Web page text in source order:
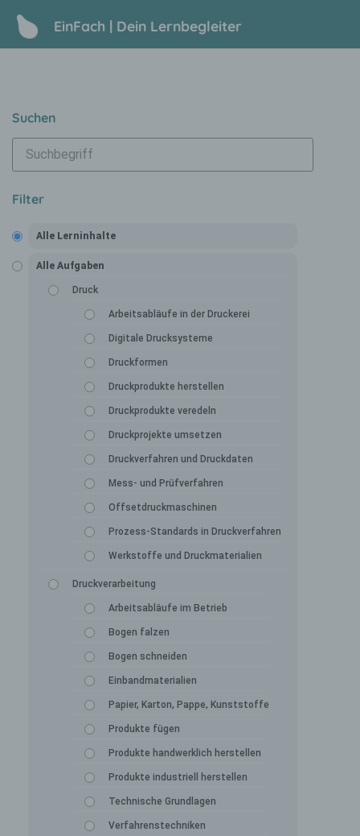
EinFach | Dein Lernbegleiter
Suchen
Filter
Alle Lerninhalte
Alle Aufgaben
Druck
Arbeitsabläufe in der Druckerei
Digitale Drucksysteme
Druckformen
Druckprodukte herstellen
Druckprodukte veredeln
Druckprojekte umsetzen
Druckverfahren und Druckdaten
Mess- und Prüfverfahren
Offsetdruckmaschinen
Prozess-Standards in Druckverfahren
Werkstoffe und Druckmaterialien
Druckverarbeitung
Arbeitsabläufe im Betrieb
Bogen falzen
Bogen schneiden
Einbandmaterialien
Papier, Karton, Pappe, Kunststoffe
Produkte fügen
Produkte handwerklich herstellen
Produkte industriell herstellen
Technische Grundlagen
Verfahrenstechniken